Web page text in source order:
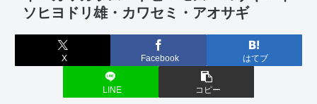
ソヒヨドリ雄・カワセミ・アオサギ
X Facebook はてブ
LINE コピー